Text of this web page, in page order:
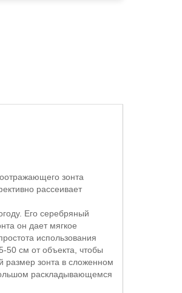
зонта
рассеивает
Его серебряный
он дает мягкое
использования
50 см от объекта, чтобы
размер зонта в сложенном
раскладывающемся